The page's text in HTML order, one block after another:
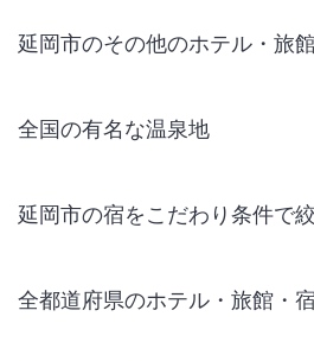
延岡市のその他のホテル・旅
全国の有名な温泉地
延岡市の宿をこだわり条件で
全都道府県のホテル・旅館・